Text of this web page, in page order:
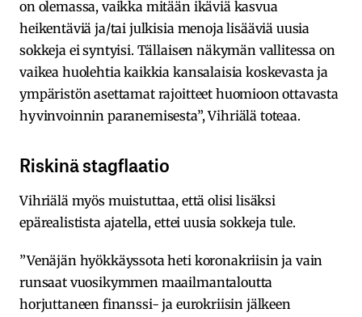
on olemassa, vaikka mitään ikäviä kasvua
heikentäviä ja/tai julkisia menoja lisääviä uusia
sokkeja ei syntyisi. Tällaisen näkymän vallitessa on
vaikea huolehtia kaikkia kansalaisia koskevasta ja
ympäristön asettamat rajoitteet huomioon ottavasta
hyvinvoinnin paranemisesta”, Vihriälä toteaa.
Riskinä stagflaatio
Vihriälä myös muistuttaa, että olisi lisäksi
epärealistista ajatella, ettei uusia sokkeja tule.
”Venäjän hyökkäyssota heti koronakriisin ja vain
runsaat vuosikymmen maailmantaloutta
horjuttaneen finanssi- ja eurokriisin jälkeen